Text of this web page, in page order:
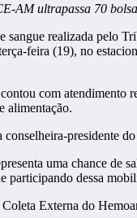
AM ultrapassa 70
sangue realizada pelo
feira (19), no
com atendimento
alimentação.
conselheira-presidente
uma chance de
participando dessa
Coleta Externa do